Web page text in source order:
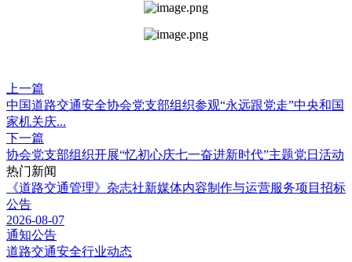
上一篇
中国道路交通安全协会党支部组织参观“永远跟党走”中央和国
家机关庆...
下一篇
协会党支部组织开展“忆初心庆七一奋进新时代”主题党日活动
热门新闻
《道路交通管理》杂志社新媒体内容制作与运营服务项目招标
公告
2026-08-07
通知公告
道路交通安全行业动态